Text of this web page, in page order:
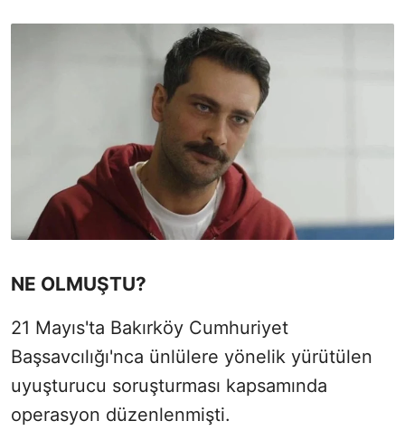
NE OLMUŞTU?
21 Mayıs'ta Bakırköy Cumhuriyet
Başsavcılığı'nca ünlülere yönelik yürütülen
uyuşturucu soruşturması kapsamında
operasyon düzenlenmişti.